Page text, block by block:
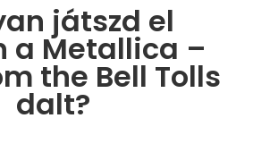
játszd el
a Metallica –
the Bell Tolls
dalt?